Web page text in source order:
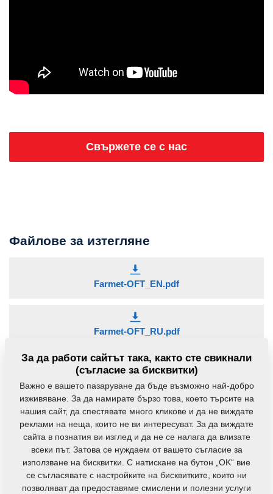
Свържете се с нас
Файлове за изтегляне
Farmet-OFT_EN.pdf
Farmet-OFT_RU.pdf
Пресоване с екструдиране
Перфектна комбинация от механична и термична
обработка. При нея се използват предимствата на
екструдирането за последващия етап на пресоване
(увеличаване на добива на масло).
Повече информация
За да работи сайтът така, както сте свикнали
(съгласие за бисквитки)
Важно е вашето пазаруване да бъде възможно най-добро
изживяване. За да намирате бързо това, което търсите на
нашия сайт, да спестявате много кликове и да не виждате
реклами на неща, които не ви интересуват. За да виждате
сайта в познатия ви изглед и да не се налага да влизате
всеки път. Затова се нуждаем от вашето съгласие за
използване на бисквитки. С натискане на бутон „OK“ вие
се съгласявате с настройките на бисквитките, които ни
позволяват да предоставяме смислени и полезни услуги